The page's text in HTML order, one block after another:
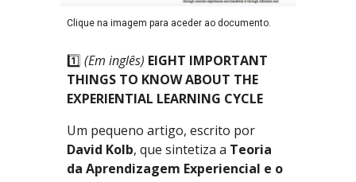
Clique na imagem para aceder ao documento.
1️⃣(Em inglês) EIGHT IMPORTANT
THINGS TO KNOW ABOUT THE
EXPERIENTIAL LEARNING CYCLE
Um pequeno artigo, escrito por
David Kolb, que sintetiza a Teoria
da Aprendizagem Experiencial e o